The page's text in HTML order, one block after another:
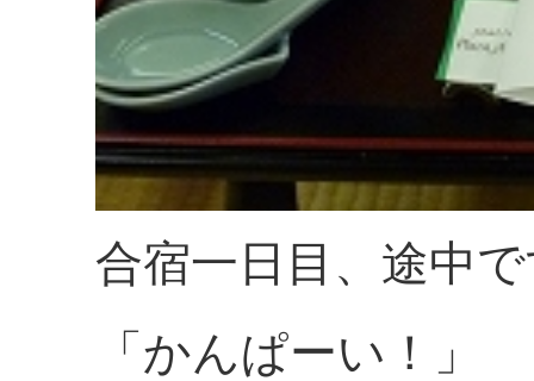
合宿一日目、途中
「かんぱーい！」